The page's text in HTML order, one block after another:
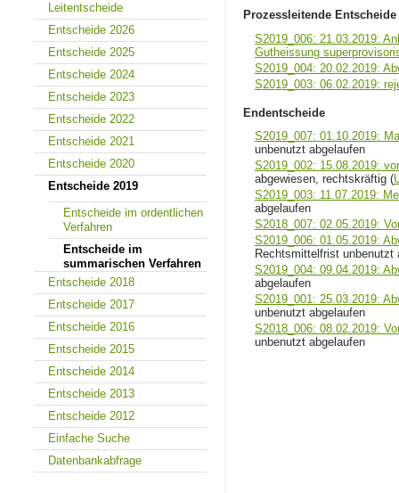
Prozessleitende Entscheide
S2019_006: 21.03.2019:
Gutheissung
S2019_004: 20.02.2019:
S2019_003: 06.02.2019:
Endentscheide
S2019_007: 01.10.2019:
unbenutzt abgelaufen
S2019_002: 15.08.2019:
abgewiesen, rechtskräftig (
S2019_003: 11.07.2019:
abgelaufen
S2018_007: 02.05.2019:
S2019_006: 01.05.2019:
Rechtsmittelfrist unbenutzt
S2019_004: 09.04.2019:
abgelaufen
S2019_001: 25.03.2019:
unbenutzt abgelaufen
S2018_006: 08.02.2019:
unbenutzt abgelaufen
Leitentscheide
Entscheide 2026
Entscheide 2025
Entscheide 2024
Entscheide 2023
Entscheide 2022
Entscheide 2021
Entscheide 2020
Entscheide 2019
Entscheide im ordentlichen
Verfahren
Entscheide im
summarischen Verfahren
Entscheide 2018
Entscheide 2017
Entscheide 2016
Entscheide 2015
Entscheide 2014
Entscheide 2013
Entscheide 2012
Einfache Suche
Datenbankabfrage